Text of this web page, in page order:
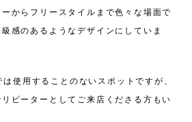
からフリースタイルまで色々な場面で
感のあるようなデザインにしていま
使用することのないスポットですが、
ピーターとしてご来店くださる方もい